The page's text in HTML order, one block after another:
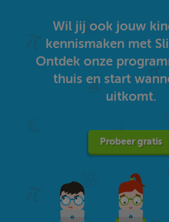
Wil jij ook jouw
kennismaken met
Ontdek onze
thuis en start
uitkomt.
Probeer gratis